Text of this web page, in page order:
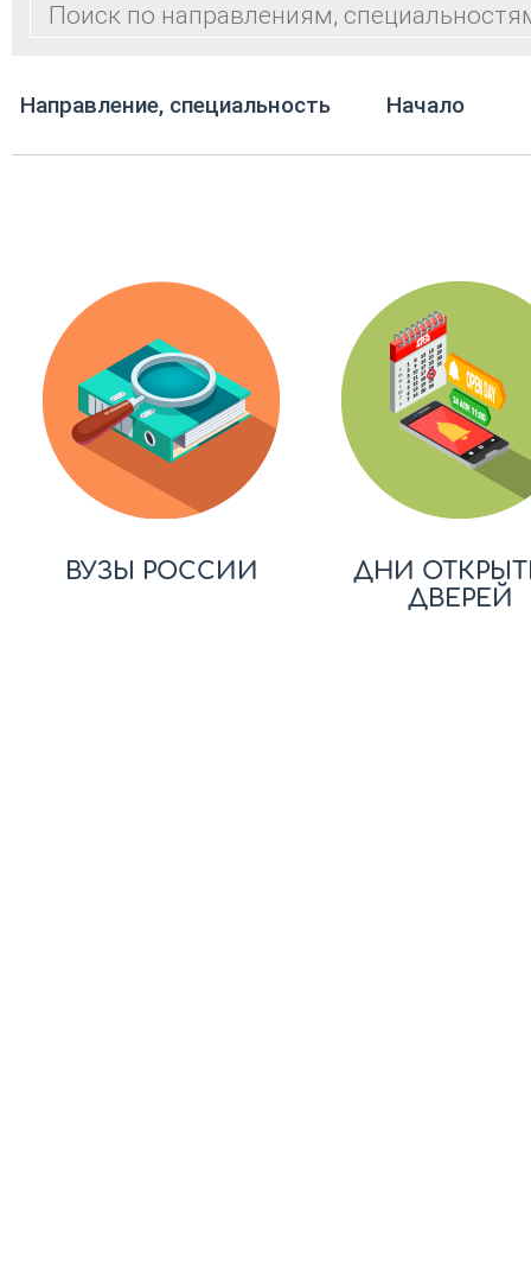
Направление, специальность Начало
ВУЗЫ РОССИИ
ДНИ
ДВЕРЕЙ